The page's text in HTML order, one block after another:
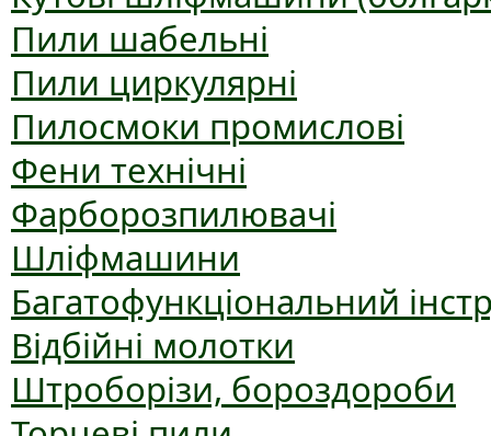
Пили шабельні
Пили циркулярні
Пилосмоки промислові
Фени технічні
Фарборозпилювачі
Шліфмашини
Багатофункціональний
Відбійні молотки
Штроборізи, бороздороби